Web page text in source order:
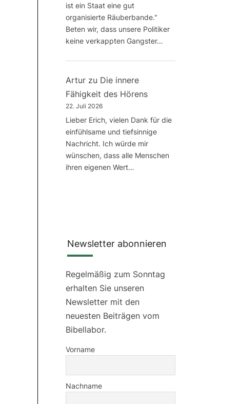
ist ein Staat eine gut
organisierte Räuberbande."
Beten wir, dass unsere Politiker
keine verkappten Gangster…
Arturzu Die innere
Fähigkeit des Hörens
22. Juli 2026
Lieber Erich, vielen Dank für die
einfühlsame und tiefsinnige
Nachricht. Ich würde mir
wünschen, dass alle Menschen
ihren eigenen Wert…
Newsletter abonnieren
Regelmäßig zum Sonntag
erhalten Sie unseren
Newsletter mit den
neuesten Beiträgen vom
Bibellabor.
Vorname
Nachname